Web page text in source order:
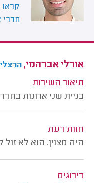
קראו
חדרי
אורלי אברהמי,
תיאור השירות
בניית שני ארונות
חוות דעת
היה מצוין. הוא לא
דירוגים